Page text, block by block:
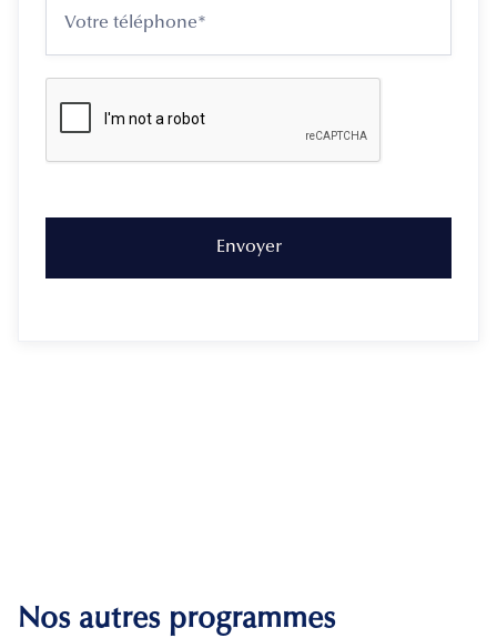
Nos autres programmes